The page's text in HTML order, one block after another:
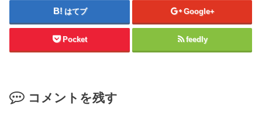
はてブ Google+
Pocket feedly
コメントを残す